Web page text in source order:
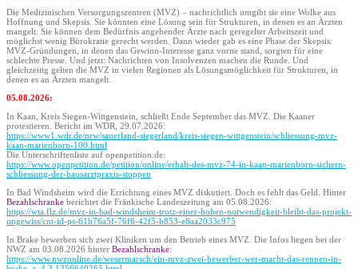
Die Medizinischen Versorgungszentren (MVZ) – nachrichtlich umgibt sie eine Wolke aus
Hoffnung und Skepsis. Sie könnten eine Lösung sein für Strukturen, in denen es an Ärzten
mangelt. Sie können dem Bedürfnis angehender Ärzte nach geregelter Arbeitszeit und
möglichst wenig Bürokratie gerecht werden. Dann wieder gab es eine Phase der Skepsis:
MVZ-Gründungen, in denen das Gewinn-Interesse ganz vorne stand, sorgten für eine
schlechte Presse. Und jetzt: Nachrichten von Insolvenzen machen die Runde. Und
gleichzeitig gelten die MVZ in vielen Regionen als Lösungsmöglichkeit für Strukturen, in
denen es an Ärzten mangelt.
05.08.2026:
In Kaan, Kreis Siegen-Wittgenstein, schließt Ende September das MVZ. Die Kaaner
protestieren. Bericht im WDR, 29.07.2026:
https://www1.wdr.de/nrw/sauerland-siegerland/kreis-siegen-wittgenstein/schliessung-mvz-
kaan-marienborn-100.html
Die Unterschriftenliste auf openpetition.de:
https://www.openpetition.de/petition/online/erhalt-des-mvz-74-in-kaan-marienborn-sichern-
schliessung-der-hausarztpraxis-stoppen
In Bad Windsheim wird die Errichtung eines MVZ diskutiert. Doch es fehlt das Geld. Hinter
Bezahlschranke berichtet die Fränkische Landeszeitung am 05.08.2026:
https://wta.flz.de/mvz-in-bad-windsheim-trotz-einer-hohen-notwendigkeit-bleibt-das-projekt-
ungewiss/cnt-id-ps-61b76a5f-76f6-42f5-b853-e8aa2033c975
In Brake bewerben sich zwei Kliniken um den Betrieb eines MVZ. Die Infos liegen bei der
NWZ am 03.08.2026 hinter Bezahlschranke:
https://www.nwzonline.de/wesermarsch/ein-mvz-zwei-bewerber-wer-macht-das-rennen-in-